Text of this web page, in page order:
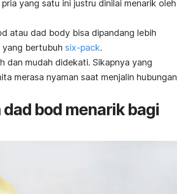
yang satu ini justru dinilai menarik oleh
atau dad body bisa dipandang lebih
yang bertubuh six-pack.
dan mudah didekati. Sikapnya yang
merasa nyaman saat menjalin hubungan
dad bod menarik bagi